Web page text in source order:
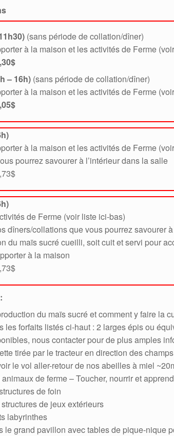
(sans période de collation/dîner)
à la maison et les activités de Ferme
,30$
– 16h) (sans période de collation/dîner)
à la maison et les activités de Ferme
,05$
à la maison et les activités de Ferme
pourrez savourer à l’intérieur dans la salle
de Ferme (voir liste ici-bas)
dîners/collations que vous pourrez savourer
du maïs sucré cueilli, soit cuit et servi pour
à la maison
du maïs sucré et comment y faire la
les forfaits listés ci-haut : 2 larges épis ou
nous contacter pour de plus amples
tirée par le tracteur en direction des
le vol aller-retour de nos abeilles à miel
de ferme – Toucher, nourrir et
de foin
de jeux extérieurs
labyrinthes
le grand pavillon avec tables de pique-nique